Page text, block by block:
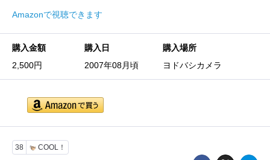
Amazonで視聴できます
購入金額
2,500円
購入日
2007年08月頃
購入場所
ヨドバシカメラ
38 COOL！